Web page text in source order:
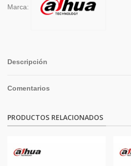
Marca:
Descripción
Comentarios
PRODUCTOS RELACIONADOS